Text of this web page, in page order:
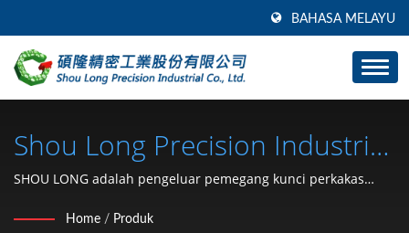
BAHASA MELAYU
Shou Long Precision Industrial
Co., Ltd.
SHOU LONG adalah pengeluar pemegang kunci perkakas
Home / Produk